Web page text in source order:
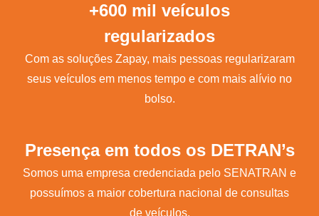
+600 mil veículos
regularizados
Com as soluções Zapay, mais pessoas regularizaram
seus veículos em menos tempo e com mais alívio no
bolso.
Presença em todos os DETRAN’s
Somos uma empresa credenciada pelo SENATRAN e
possuímos a maior cobertura nacional de consultas
de veículos.